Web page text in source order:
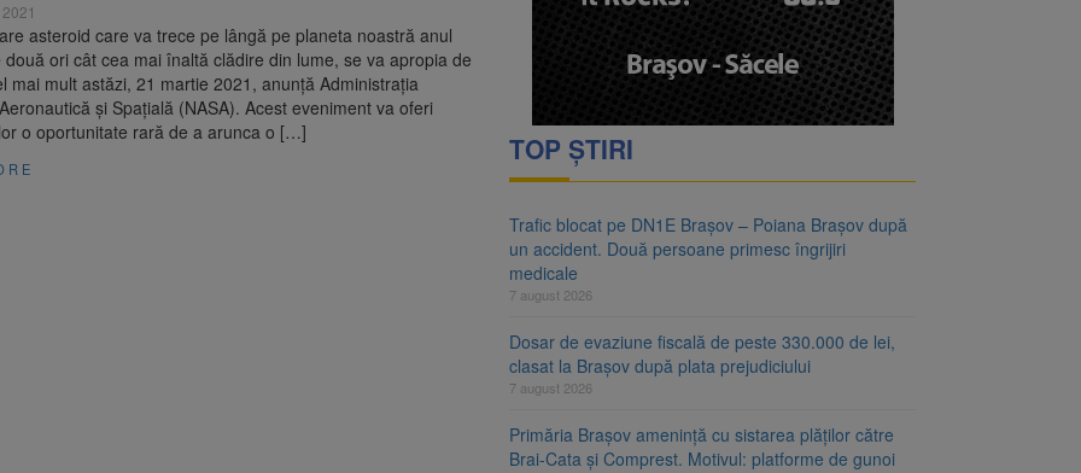
pe DN1E Brașov – Poiana Brașov după un accident. Două persoane primesc îngrijiri
asteroid care va trece pe lângă pe planeta noastră anul
două ori cât cea mai înaltă clădire din lume, se va apropia de
mai mult astăzi, 21 martie 2021, anunță Administrația
și Spațială (NASA). Acest eveniment va oferi
o oportunitate rară de a arunca o […]
TOP ȘTIRI
Trafic blocat pe DN1E Brașov – Poiana Brașov după
un accident. Două persoane primesc îngrijiri
medicale
7 august 2026
Dosar de evaziune fiscală de peste 330.000 de lei,
clasat la Brașov după plata prejudiciului
7 august 2026
Primăria Brașov amenință cu sistarea plăților către
Brai-Cata și Comprest. Motivul: platforme de gunoi